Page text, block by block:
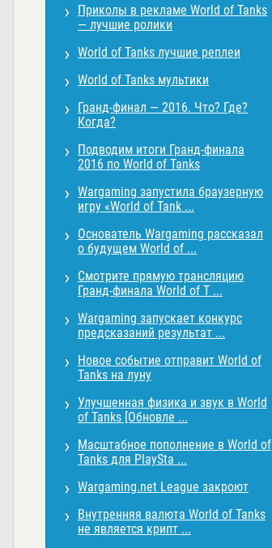
Приколы в рекламе World of Tanks
— лучшие ролики
World of Tanks лучшие реплеи
World of Tanks мультики
Гранд-финал — 2016. Что? Где?
Когда?
Подводим итоги Гранд-финала
2016 по World of Tanks
Wargaming запустила браузерную
игру «World of Tank ...
Основатель Wargaming рассказал
о будущем World of ...
Смотрите прямую трансляцию
Гранд-финала World of T ...
Wargaming запускает конкурс
предсказаний результат ...
Новое событие отправит World of
Tanks на луну
Улучшенная физика и звук в World
of Tanks [Обновле ...
Масштабное пополнение в World of
Tanks для PlaySta ...
Wargaming.net League закроют
Внутренняя валюта World of Tanks
не является крипт ...